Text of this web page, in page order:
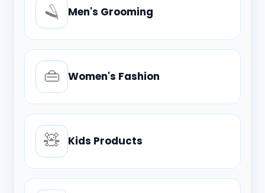
🪒 Men's Grooming
👜 Women's Fashion
🧸 Kids Products